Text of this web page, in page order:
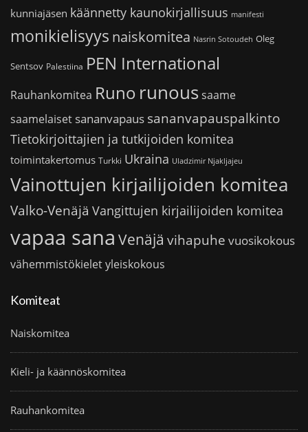
kunniajäsen käännetty kaunokirjallisuus manifesti
monikielisyys naiskomitea Nasrin Sotoudeh Oleg
Sentsov Palestiina PEN International
Rauhankomitea Runo runoussaame
saamelaiset sananvapaus sananvapauspalkinto
Tietokirjoittajien ja tutkijoiden komitea
toimintakertomus Turkki Ukraina Uladzimir Njakljajeu
Vainottujen kirjailijoiden komitea
Valko-Venäjä Vangittujen kirjailijoiden komitea
vapaa sana Venäjä vihapuhe vuosikokous
vähemmistökieletyleiskokous
Komiteat
Naiskomitea
Kieli- ja käännöskomitea
Rauhankomitea